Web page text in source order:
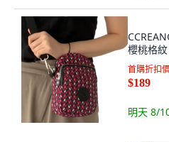
櫻桃格紋
首購折扣
$189
明天 8/